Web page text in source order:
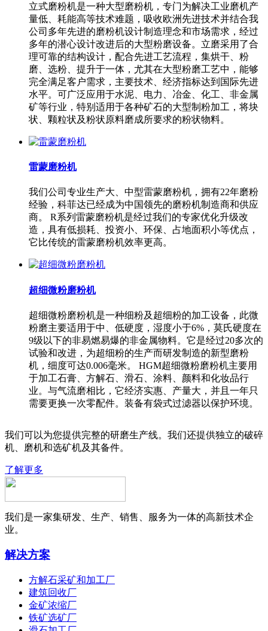
立式磨粉机是一种大型磨粉机，专门为解决工业磨机产
量低、耗能高等技术难题，吸收欧洲先进技术并结合我
公司多年先进的磨粉机设计制造理念和市场需求，经过
多年的潜心设计改进后的大型粉磨设备。立磨采用了合
理可靠的结构设计，配合先进工艺流程，集烘干、粉
磨、选粉、提升于一体，尤其在大型粉磨工艺中，能够
完全满足客户需求，主要技术、经济指标达到国际先进
水平。可广泛应用于水泥、电力、冶金、化工、非金属
矿等行业，特别适用于各种矿石的大型制粉加工，将块
状、颗粒状及粉状原料磨成所要求的粉状物料。
雷蒙磨粉机
我们公司专业生产大、中型雷蒙磨粉机，拥有22年磨粉
经验，科菲达已经成为中国领先的磨粉机制造商和供应
商。 R系列雷蒙磨粉机是经过我们的专家优化升级改
造，具有低损耗、投资小、环保、占地面积小等优点，
它比传统的雷蒙磨粉机效率更高。
超细微粉磨粉机
超细微粉磨粉机是一种细粉及超细粉的加工设备，此微
粉磨主要适用于中、低硬度，湿度小于6%，莫氏硬度在
9级以下的非易燃易爆的非金属物料。它是经过20多次的
试验和改进，为超细粉的生产而研发制造的新型磨粉
机，细度可达0.006毫米。 HGM超细微粉磨粉机主要用
于加工石膏、方解石、滑石、涂料、颜料和化妆品行
业。与气流磨相比，它经济实惠、产量大，并且一年只
需要更换一次零配件。装备有袋式过滤器以保护环境。
我们可以为您提供完整的研磨生产线。我们还提供独立的破碎
机、磨机和选矿机及其备件。
了解更多
我们是一家集研发、生产、销售、服务为一体的高新技术企
业。
解决方案
方解石采矿和加工厂
建筑回收厂
金矿浓缩厂
铁矿选矿厂